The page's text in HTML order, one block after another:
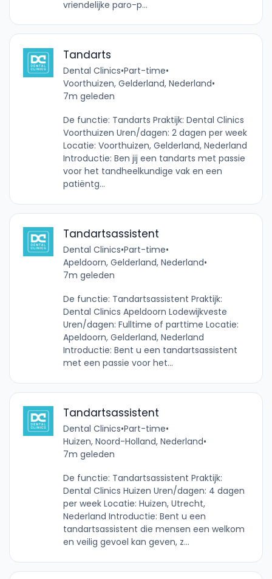
vriendelijke paro-p...
Tandarts
Dental Clinics•Part-time•
Voorthuizen, Gelderland, Nederland•
7m geleden
De functie: Tandarts Praktijk: Dental Clinics
Voorthuizen Uren/dagen: 2 dagen per week
Locatie: Voorthuizen, Gelderland, Nederland
Introductie: Ben jij een tandarts met passie
voor het tandheelkundige vak en een
patiëntg...
Tandartsassistent
Dental Clinics•Part-time•
Apeldoorn, Gelderland, Nederland•
7m geleden
De functie: Tandartsassistent Praktijk:
Dental Clinics Apeldoorn Lodewijkveste
Uren/dagen: Fulltime of parttime Locatie:
Apeldoorn, Gelderland, Nederland
Introductie: Bent u een tandartsassistent
met een passie voor het...
Tandartsassistent
Dental Clinics•Part-time•
Huizen, Noord-Holland, Nederland•
7m geleden
De functie: Tandartsassistent Praktijk:
Dental Clinics Huizen Uren/dagen: 4 dagen
per week Locatie: Huizen, Utrecht,
Nederland Introductie: Bent u een
tandartsassistent die mensen een welkom
en veilig gevoel kan geven, z...